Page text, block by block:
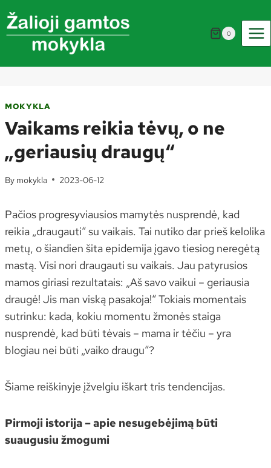
to
content
0
MOKYKLA
Vaikams reikia tėvų, o ne
„geriausių draugų“
By mokykla 2023-06-12
Pačios progresyviausios mamytės nusprendė, kad
reikia „draugauti“ su vaikais. Tai nutiko dar prieš kelolika
metų, o šiandien šita epidemija įgavo tiesiog neregėtą
mastą. Visi nori draugauti su vaikais. Jau patyrusios
mamos giriasi rezultatais: „Aš savo vaikui – geriausia
draugė! Jis man viską pasakoja!“ Tokiais momentais
sutrinku: kada, kokiu momentu žmonės staiga
nusprendė, kad būti tėvais – mama ir tėčiu – yra
blogiau nei būti „vaiko draugu“?
Šiame reiškinyje įžvelgiu iškart tris tendencijas.
Pirmoji istorija – apie nesugebėjimą būti
suaugusiu žmogumi